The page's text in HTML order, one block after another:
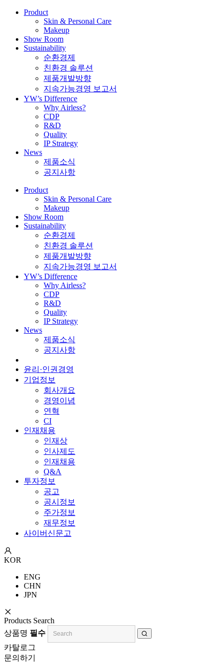
Product
Skin & Personal Care
Makeup
Show Room
Sustainability
순환경제
친환경 솔루션
제품개발방향
지속가능경영 보고서
YW’s Difference
Why Airless?
CDP
R&D
Quality
IP Strategy
News
제품소식
공지사항
Product
Skin & Personal Care
Makeup
Show Room
Sustainability
순환경제
친환경 솔루션
제품개발방향
지속가능경영 보고서
YW’s Difference
Why Airless?
CDP
R&D
Quality
IP Strategy
News
제품소식
공지사항
윤리·인권경영
기업정보
회사개요
경영이념
연혁
CI
인재채용
인재상
인사제도
인재채용
Q&A
투자정보
공고
공시정보
주가정보
재무정보
사이버신문고
KOR
ENG
CHN
JPN
Products Search
상품명 필수
카탈로그
문의하기